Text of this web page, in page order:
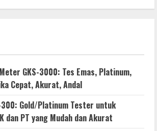
GKS-3000: Tes Emas, Platinum,
Cepat, Akurat, Andal
Gold/Platinum Tester untuk
dan PT yang Mudah dan Akurat